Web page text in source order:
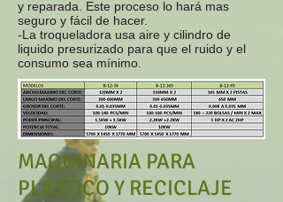
y reparada. Este proceso lo hará mas
seguro y fácil de hacer.
-La troqueladora usa aire y cilindro de
liquido presurizado para que el ruido y el
consumo sea mínimo.
MAQUINARIA PARA
PLASTICO Y RECICLAJE